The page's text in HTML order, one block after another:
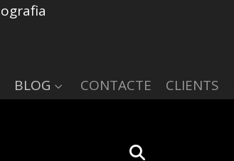
BLOG CONTACTE CLIENTS